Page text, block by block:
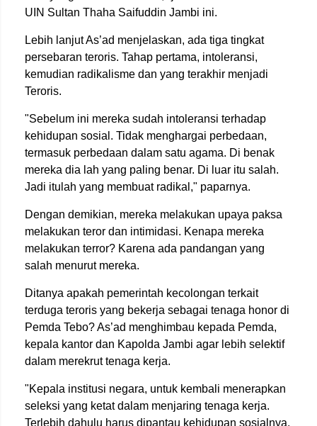
UIN Sultan Thaha Saifuddin Jambi ini.
Lebih lanjut As’ad menjelaskan, ada tiga tingkat
persebaran teroris. Tahap pertama, intoleransi,
kemudian radikalisme dan yang terakhir menjadi
Teroris.
"Sebelum ini mereka sudah intoleransi terhadap
kehidupan sosial. Tidak menghargai perbedaan,
termasuk perbedaan dalam satu agama. Di benak
mereka dia lah yang paling benar. Di luar itu salah.
Jadi itulah yang membuat radikal," paparnya.
Dengan demikian, mereka melakukan upaya paksa
melakukan teror dan intimidasi. Kenapa mereka
melakukan terror? Karena ada pandangan yang
salah menurut mereka.
Ditanya apakah pemerintah kecolongan terkait
terduga teroris yang bekerja sebagai tenaga honor di
Pemda Tebo? As’ad menghimbau kepada Pemda,
kepala kantor dan Kapolda Jambi agar lebih selektif
dalam merekrut tenaga kerja.
"Kepala institusi negara, untuk kembali menerapkan
seleksi yang ketat dalam menjaring tenaga kerja.
Terlebih dahulu harus dipantau kehidupan sosialnya.